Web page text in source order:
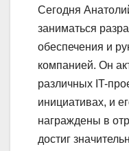
Сегодня
заниматься
обеспечения и
компанией. Он
различных IT-
инициативах, и
награждены в
достиг